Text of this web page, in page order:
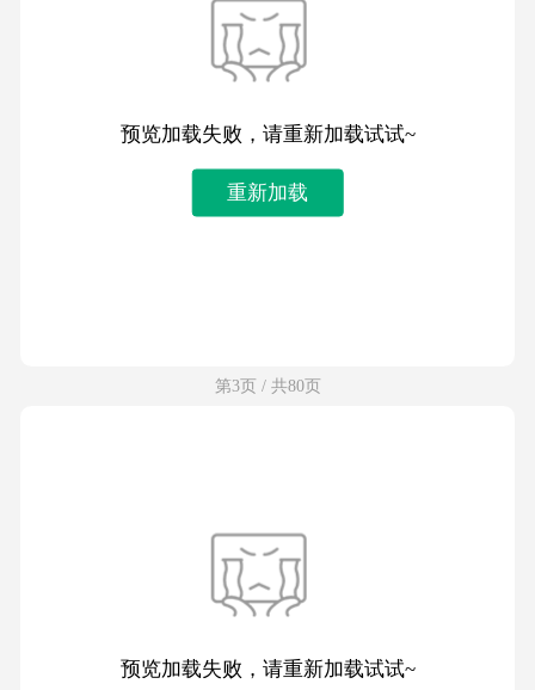
预览加载失败，请重新加载试试~
重新加载
第3页 / 共80页
预览加载失败，请重新加载试试~